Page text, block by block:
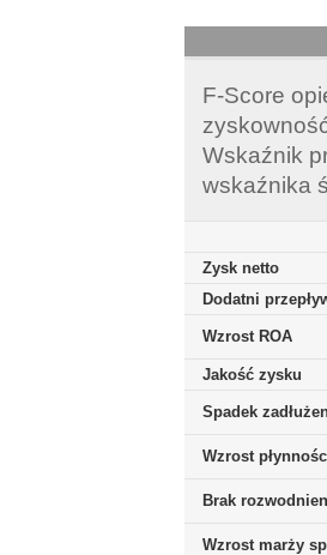
F-Score
Wskaźnik
wskaźnika
Zysk netto
Dodatni
Wzrost ROA
Jakość zysku
Spadek
Wzrost
Brak
Wzrost marży